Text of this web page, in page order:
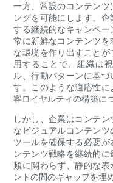
一方、常設のコンテン
ングを可能にします。
する継続的なキャンペ
常に新鮮なコンテンツ
な環境を作り出すこと
用することで、組織は
ル、行動パターンに基
す。このような適応性
客ロイヤルティの構築に
しかし、企業はコンテ
なビジュアルコンテン
ツールを確保する必要
ンテンツ戦略を継続的
類に関わらず、静的な
ントの間のギャップを埋